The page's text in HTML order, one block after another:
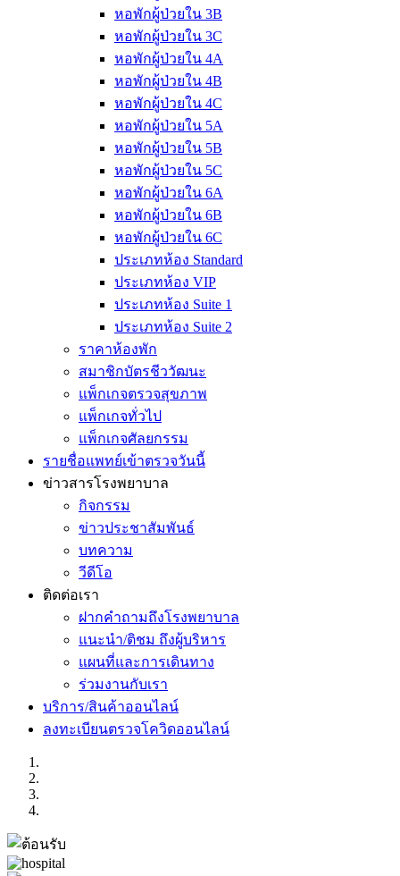
หอพักผู้ป่วยใน 3B
หอพักผู้ป่วยใน 3C
หอพักผู้ป่วยใน 4A
หอพักผู้ป่วยใน 4B
หอพักผู้ป่วยใน 4C
หอพักผู้ป่วยใน 5A
หอพักผู้ป่วยใน 5B
หอพักผู้ป่วยใน 5C
หอพักผู้ป่วยใน 6A
หอพักผู้ป่วยใน 6B
หอพักผู้ป่วยใน 6C
ประเภทห้อง Standard
ประเภทห้อง VIP
ประเภทห้อง Suite 1
ประเภทห้อง Suite 2
ราคาห้องพัก
สมาชิกบัตรชีววัฒนะ
แพ็กเกจตรวจสุขภาพ
แพ็กเกจทั่วไป
แพ็กเกจศัลยกรรม
รายชื่อแพทย์เข้าตรวจวันนี้
ข่าวสารโรงพยาบาล
กิจกรรม
ข่าวประชาสัมพันธ์
บทความ
วีดีโอ
ติดต่อเรา
ฝากคำถามถึงโรงพยาบาล
แนะนำ/ติชม ถึงผู้บริหาร
แผนที่และการเดินทาง
ร่วมงานกับเรา
บริการ/สินค้าออนไลน์
ลงทะเบียนตรวจโควิดออนไลน์